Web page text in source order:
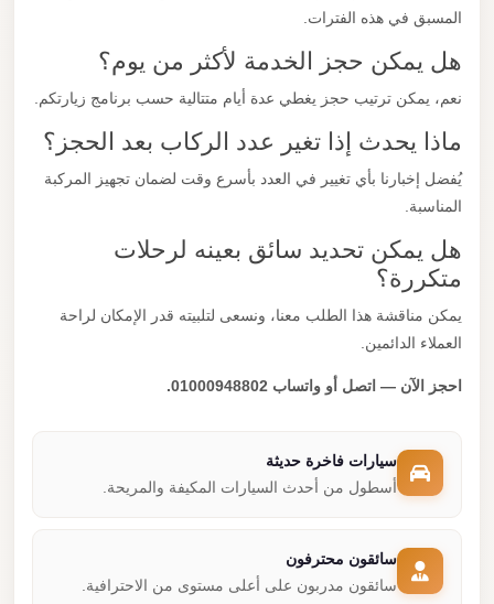
المسبق في هذه الفترات.
هل يمكن حجز الخدمة لأكثر من يوم؟
نعم، يمكن ترتيب حجز يغطي عدة أيام متتالية حسب برنامج زيارتكم.
ماذا يحدث إذا تغير عدد الركاب بعد الحجز؟
يُفضل إخبارنا بأي تغيير في العدد بأسرع وقت لضمان تجهيز المركبة
المناسبة.
هل يمكن تحديد سائق بعينه لرحلات
متكررة؟
يمكن مناقشة هذا الطلب معنا، ونسعى لتلبيته قدر الإمكان لراحة
العملاء الدائمين.
احجز الآن — اتصل أو واتساب 01000948802.
سيارات فاخرة حديثة
أسطول من أحدث السيارات المكيفة والمريحة.
سائقون محترفون
سائقون مدربون على أعلى مستوى من الاحترافية.